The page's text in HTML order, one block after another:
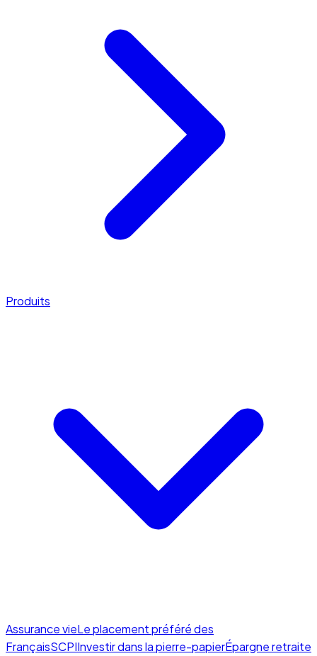
Produits
Assurance vieLe placement préféré des
FrançaisSCPIInvestir dans la pierre-papierÉpargne retraite